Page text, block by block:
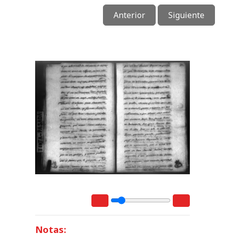
Anterior Siguiente
Notas: